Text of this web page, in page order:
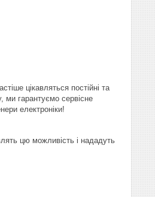
цікавляться постійні та
ми гарантуємо сервісне
електроніки!
цю можливість і нададуть